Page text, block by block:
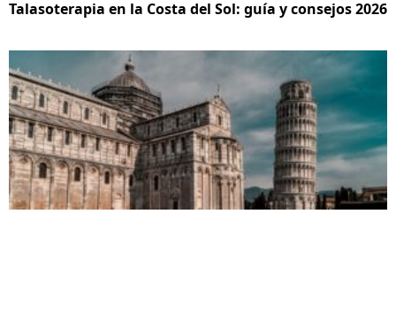
Talasoterapia en la Costa del Sol: guía y consejos 2026